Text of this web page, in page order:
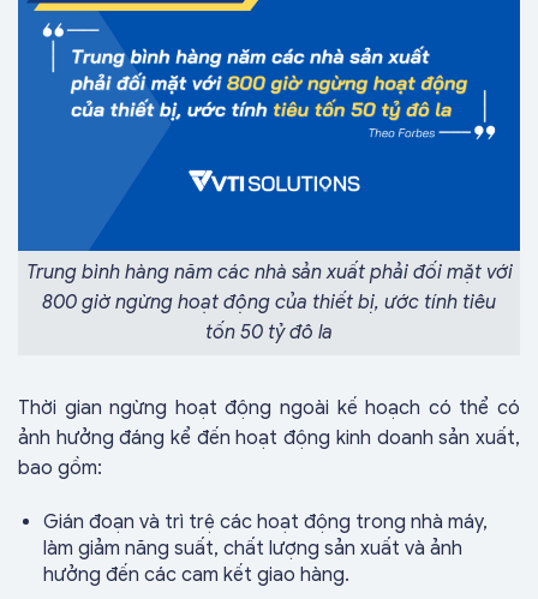
Trung bình hàng năm các nhà sản xuất phải đối mặt với
800 giờ ngừng hoạt động của thiết bị, ước tính tiêu
tốn 50 tỷ đô la
Thời gian ngừng hoạt động ngoài kế hoạch có thể có
ảnh hưởng đáng kể đến hoạt động kinh doanh sản xuất,
bao gồm:
Gián đoạn và trì trệ các hoạt động trong nhà máy,
làm giảm năng suất, chất lượng sản xuất và ảnh
hưởng đến các cam kết giao hàng.